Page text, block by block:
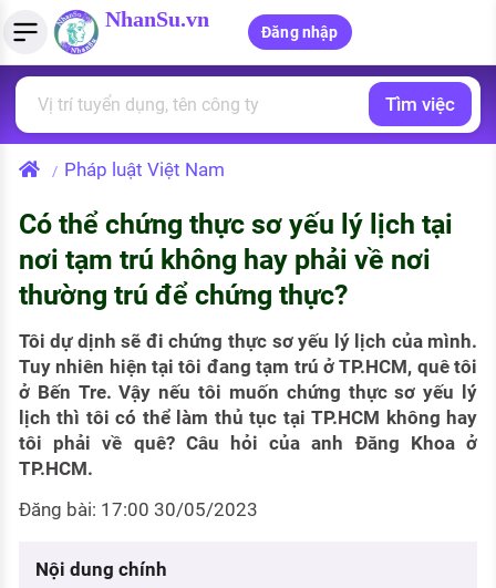
NhanSu.vn
Đăng nhập
Tìm việc làm
Việc làm ngành luật
Việc làm lương cao
Việc làm tốt nhất
CÔNG TY
Danh sách nhà tuyển dụng
Nhà tuyển dụng hàng đầu
Quản lý CV
Tải CV lên
Tạo CV trực tuyến
MẪU CV THEO STYLE
Mẫu CV đơn giản
Mẫu CV hiện đại
Tính lương Gross - Net
Tính thuế thu nhập cá nhân
Tính trợ cấp thất nghiệp
PHÁP LUẬT VIỆT NAM
Văn bản pháp luật
PHÁP LUẬT LAO ĐỘNG
Lao động và tiền lương
Thuế thu nhập
Hồ sơ biểu mẫu
Chính sách lao động
KHÁM PHÁ NGHỀ NGHIỆP
Tìm việc
/ Pháp luật Việt Nam
Có thể chứng thực sơ yếu lý lịch tại
nơi tạm trú không hay phải về nơi
thường trú để chứng thực?
Tôi dự dịnh sẽ đi chứng thực sơ yếu lý lịch của mình.
Tuy nhiên hiện tại tôi đang tạm trú ở TP.HCM, quê tôi
ở Bến Tre. Vậy nếu tôi muốn chứng thực sơ yếu lý
lịch thì tôi có thể làm thủ tục tại TP.HCM không hay
tôi phải về quê? Câu hỏi của anh Đăng Khoa ở
TP.HCM.
Đăng bài: 17:00 30/05/2023
Nội dung chính